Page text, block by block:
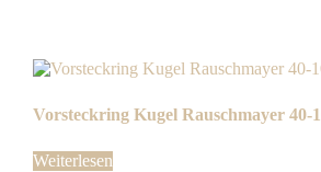
Vorsteckring Kugel Rauschmayer 40-
Weiterlesen